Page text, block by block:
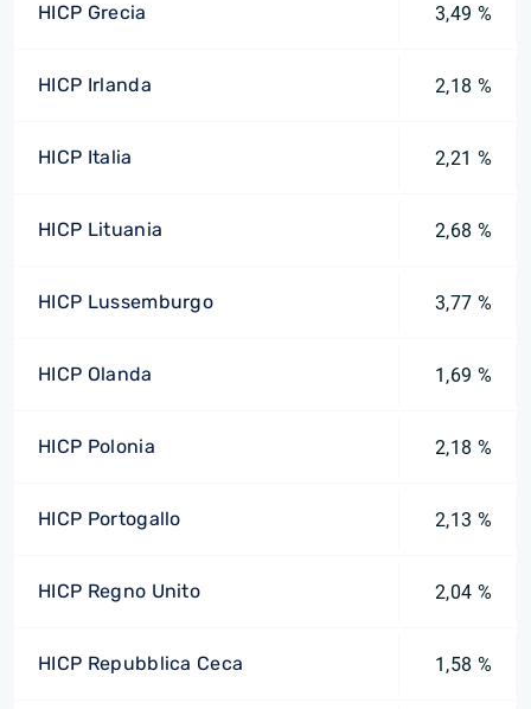
HICP Grecia 3,49 %
HICP Irlanda 2,18 %
HICP Italia 2,21 %
HICP Lituania 2,68 %
HICP Lussemburgo 3,77 %
HICP Olanda 1,69 %
HICP Polonia 2,18 %
HICP Portogallo 2,13 %
HICP Regno Unito 2,04 %
HICP Repubblica Ceca 1,58 %